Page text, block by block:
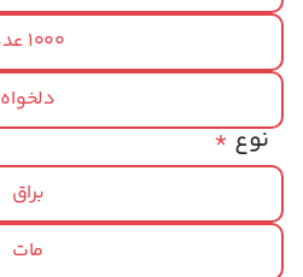
1000 عدد
دلخواه
*نوع
براق
مات